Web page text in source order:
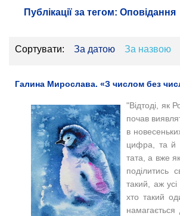
Публікації за тегом: Оповідання
Сортувати: За датою За назвою
Галина Мирослава. «З числом без
"Відтоді, як
почав
в
цифра, та й
тата, а вже
поділитись
такий, аж
хто такий
намагається